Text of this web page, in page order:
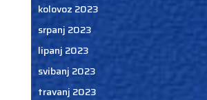
kolovoz 2023
srpanj 2023
lipanj 2023
svibanj 2023
travanj 2023